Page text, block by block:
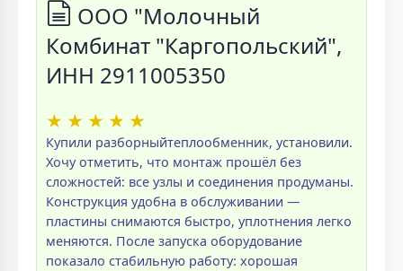
ООО "Молочный
Комбинат "Каргопольский",
ИНН 2911005350
★ ★ ★ ★ ★
Купили разборныйтеплообменник, установили.
Хочу отметить, что монтаж прошёл без
сложностей: все узлы и соединения продуманы.
Конструкция удобна в обслуживании —
пластины снимаются быстро, уплотнения легко
меняются. После запуска оборудование
показало стабильную работу: хорошая